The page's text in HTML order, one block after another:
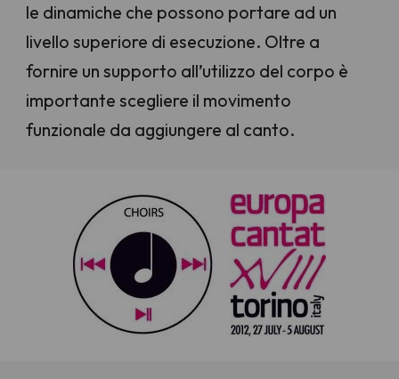
le dinamiche che possono portare ad un
livello superiore di esecuzione. Oltre a
fornire un supporto all’utilizzo del corpo è
importante scegliere il movimento
funzionale da aggiungere al canto.